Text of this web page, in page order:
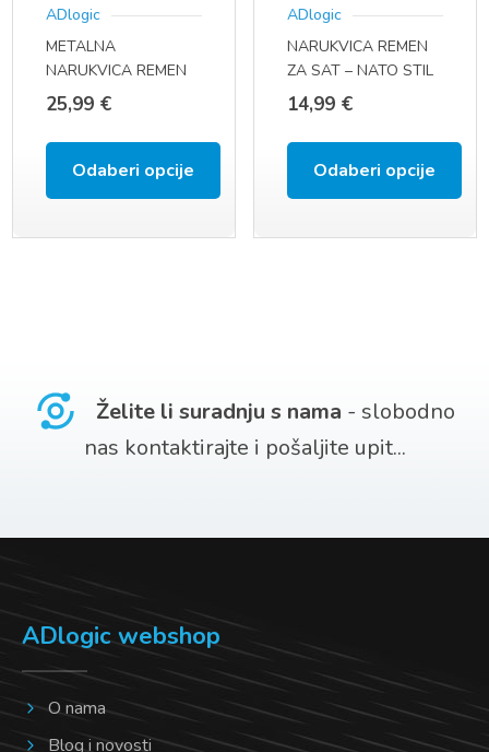
mogu
odabrati
na
proizvoda
mogu
odabrati
na
proizvoda
ADlogic
METALNA
NARUKVICA REMEN
ZA SAT (22 MM,
QUICK FIT)
25,99 €
Odaberi opcije
Opcije
proizvoda
ADlogic
NARUKVICA REMEN
ZA SAT – NATO STIL
(22 MM, QUICK FIT)
14,99 €
Odaberi opcije
Opcije
se
Želite li suradnju s nama - slobodno
nas kontaktirajte i pošaljite upit...
ADlogic webshop
O nama
Blog i novosti